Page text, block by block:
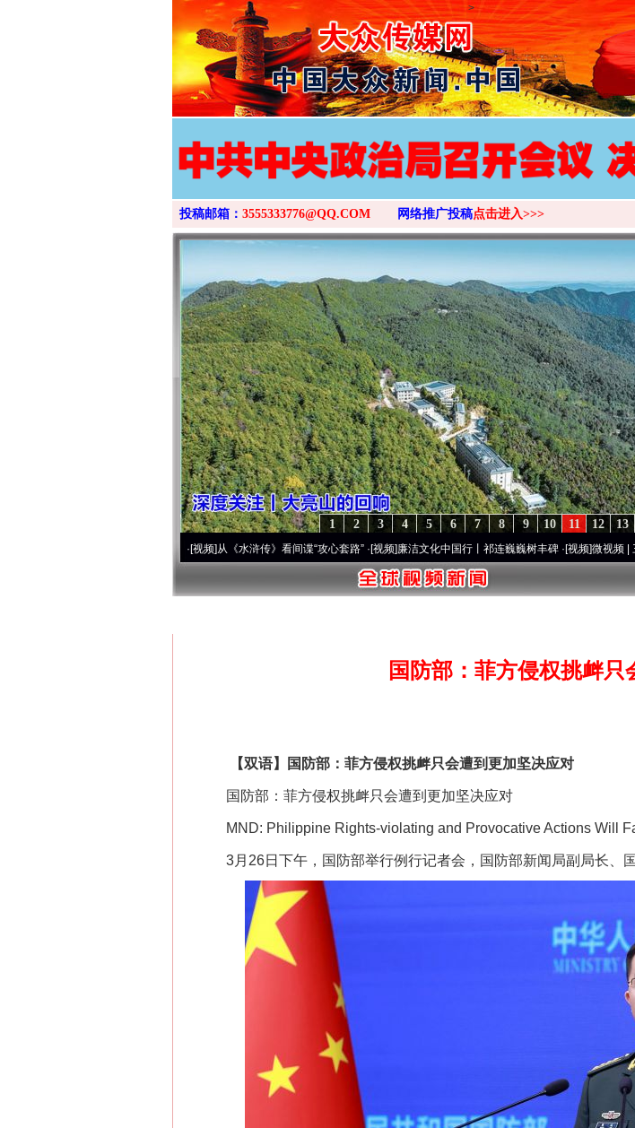
>
投稿邮箱： 3555333776@QQ.COM 网络推广投稿点击进入>>>
13
12
11
10
9
8
7
6
5
4
3
2
1
从《水浒传》看间谍“攻心套路”·[视频]廉洁文化中国行丨祁连巍巍树丰碑·[视频]微视频 | 三峡也催
国防部：菲方侵权挑衅
【双语】国防部：菲方侵权挑衅只会遭到更加坚决应对
国防部：菲方侵权挑衅只会遭到更加坚决应对
MND: Philippine Rights-violating and Provocative Actions Will
3月26日下午，国防部举行例行记者会，国防部新闻局副局长、国